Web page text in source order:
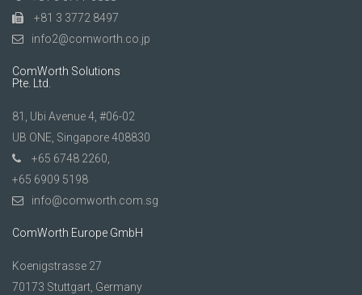
+81 3 3772 8497
info2@comworth.co.jp
ComWorth Solutions
Pte. Ltd.
81, Ubi Avenue 4, #06-02
UB ONE, Singapore 408830
+65 6748 2260,
+65 6909 5198
info@comworth.com.sg
ComWorth Europe GmbH
Koenigstrasse 27
70173 Stuttgart, Germany